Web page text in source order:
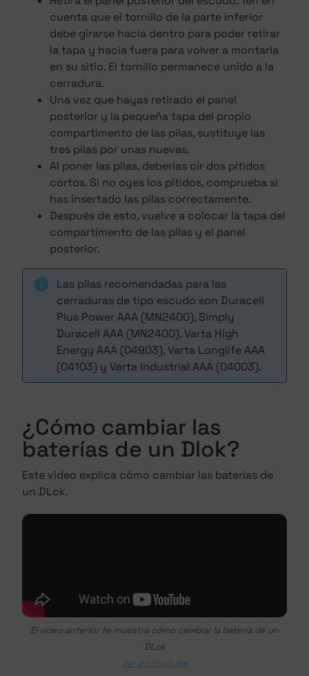
cuenta que el tornillo de la parte inferior
debe girarse hacia dentro para poder retirar
la tapa y hacia fuera para volver a montarla
en su sitio. El tornillo permanece unido a la
cerradura.
Una vez que hayas retirado el panel
posterior y la pequeña tapa del propio
compartimento de las pilas, sustituye las
tres pilas por unas nuevas.
Al poner las pilas, deberías oír dos pitidos
cortos. Si no oyes los pitidos, comprueba si
has insertado las pilas correctamente.
Después de esto, vuelve a colocar la tapa del
compartimento de las pilas y el panel
posterior.
Las pilas recomendadas para las
cerraduras de tipo escudo son Duracell
Plus Power AAA (MN2400), Simply
Duracell AAA (MN2400), Varta High
Energy AAA (04903), Varta Longlife AAA
(04103) y Varta Industrial AAA (04003).
¿Cómo cambiar las
baterías de un Dlok?
Este video explica cómo cambiar las baterías de
un DLok.
El video anterior te muestra cómo cambiar la batería de un
DLok
Ver en YouTube